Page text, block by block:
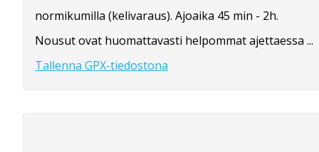
normikumilla (kelivaraus). Ajoaika 45 min - 2h.
Nousut ovat huomattavasti helpommat ajettaessa ...
Tallenna GPX-tiedostona